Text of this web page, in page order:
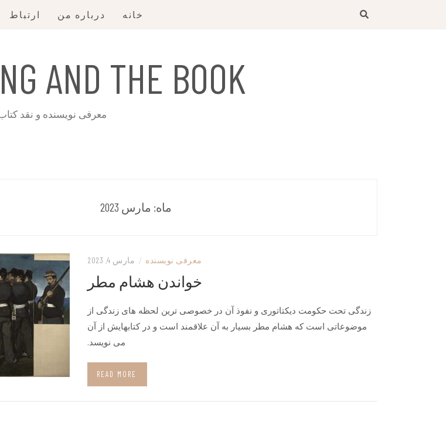
خانه درباره من ارتباط
AND THE BOOK
معرفی نویسنده و نقد
ماه: مارس 2023
معرفی نویسنده / مارس 4, 2023
خواندن هشام مطر
زندگی تحت حکومت دیکتاتوری و نفوذ آن در خصوصی ترین لحظه های زندگی از
موضوعاتی است که هشام مطر بسیار به آن علاقمند است و در کتابهایش از آن
می نویسد.
READ MORE